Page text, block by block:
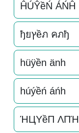
ĤÚŶềŃ ÁŃĤ
ђยץềภ คภђ
hüÿền änh
húýềń áńh
ΉЦYềП ΛПΉ